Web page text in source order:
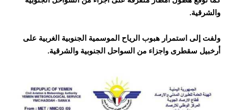
والشرقية.
ولفت إلى استمرار هبوب الرياح الموسمية الجنوبية الغربية على
أرخبيل سقطرى واجزاء من السواحل الجنوبية والشرقية.